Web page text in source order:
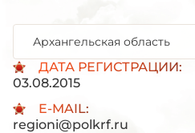
ДАТА РЕГИСТРАЦИИ:
03.08.2015
E-MAIL:
regioni@polkrf.ru
Архангельская область